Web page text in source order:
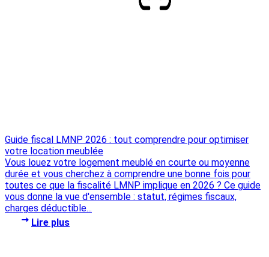
Guide fiscal LMNP 2026 : tout comprendre pour optimiser
votre location meublée
Vous louez votre logement meublé en courte ou moyenne
durée et vous cherchez à comprendre une bonne fois pour
toutes ce que la fiscalité LMNP implique en 2026 ? Ce guide
vous donne la vue d'ensemble : statut, régimes fiscaux,
charges déductible...
Lire plus